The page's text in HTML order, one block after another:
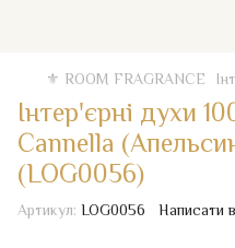
⚜️ ROOM FRAGRANCE
Інтер'єрні духи
Cannella
(LOG0056)
Артикул: LOG0056 Написати